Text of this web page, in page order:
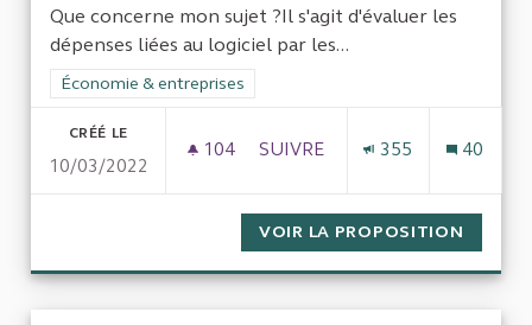
Que concerne mon sujet ?Il s'agit d'évaluer les
dépenses liées au logiciel par les...
Filtrer les résultats de la catégorie : Économie & entreprises
Économie & entreprises
CRÉÉ LE
10/03/2022
104 104 ABONNÉS
SUIVRE
355 40
VOIR LA PROPOSITION